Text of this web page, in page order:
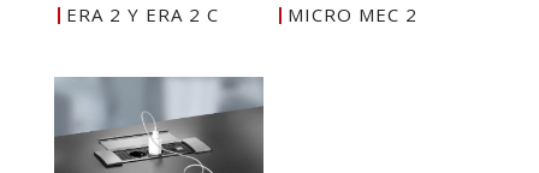
ERA 2 Y ERA 2 C MICRO MEC 2